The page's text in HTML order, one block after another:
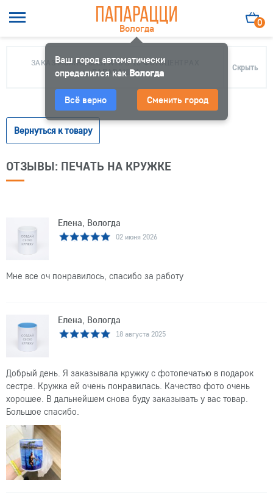
Вологда
Ваш город автоматически
определился как Вологда
Всё верно Сменить город
0
ЗАКАЗ МОЖНО ЗАБРАТЬ В 10 ФОТОЦЕНТРАХ
ПАПАРАЦЦИ
Скрыть
Вернуться к товару
ОТЗЫВЫ: ПЕЧАТЬ НА КРУЖКЕ
Елена, Вологда
02 июня 2026
Мне все оч понравилось, спасибо за работу
Елена, Вологда
18 августа 2025
Добрый день. Я заказывала кружку с фотопечатью в подарок
сестре. Кружка ей очень понравилась. Качество фото очень
хорошее. В дальнейшем снова буду заказывать у вас товар.
Большое спасибо.